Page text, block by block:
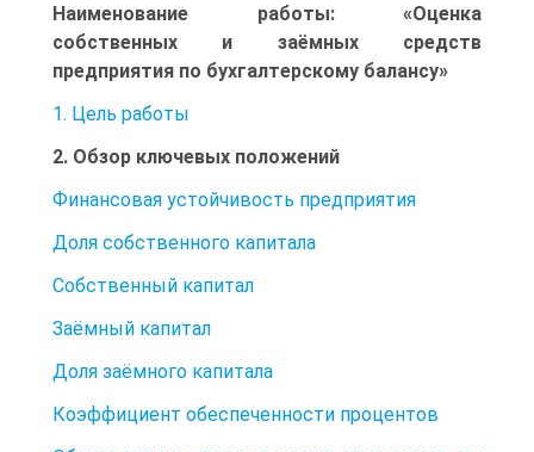
Наименование работы: «Оценка
собственных и заёмных средств
предприятия по бухгалтерскому балансу»
1. Цель работы
2. Обзор ключевых положений
Финансовая устойчивость предприятия
Доля собственного капитала
Собственный капитал
Заёмный капитал
Доля заёмного капитала
Коэффициент обеспеченности процентов